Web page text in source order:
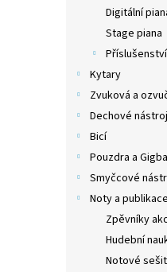
Digitální
Stage piana
Kytary
Zvuková a
Dechové
Bicí
Pouzdra a
Smyčcové
Noty a publikace
Zpěvníky
Hudební
Notové